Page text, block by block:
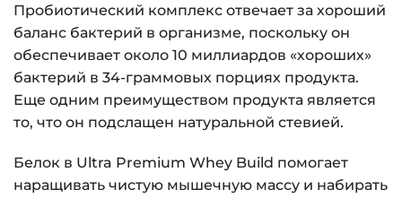
Пробиотический комплекс отвечает за хороший
баланс бактерий в организме, поскольку он
обеспечивает около 10 миллиардов «хороших»
бактерий в 34-граммовых порциях продукта.
Еще одним преимуществом продукта является
то, что он подслащен натуральной стевией.
Белок в Ultra Premium Whey Build помогает
наращивать чистую мышечную массу и набирать